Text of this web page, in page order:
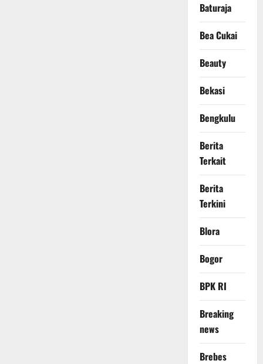
Baturaja
Bea Cukai
Beauty
Bekasi
Bengkulu
Berita
Terkait
Berita
Terkini
Blora
Bogor
BPK RI
Breaking
news
Brebes